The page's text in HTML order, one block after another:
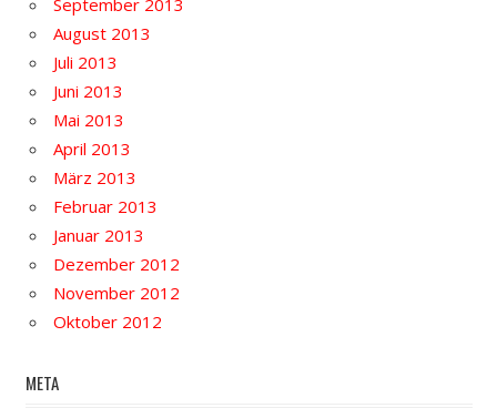
September 2013
August 2013
Juli 2013
Juni 2013
Mai 2013
April 2013
März 2013
Februar 2013
Januar 2013
Dezember 2012
November 2012
Oktober 2012
META